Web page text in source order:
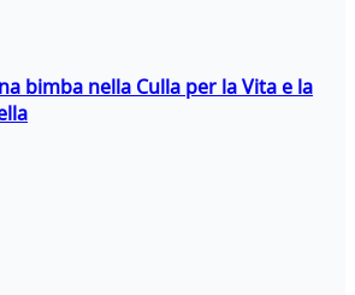
bimba nella Culla per la Vita e la